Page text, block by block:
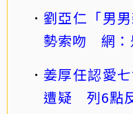
劉亞仁「男
勢索吻 網：
姜厚任認愛
遭疑 列6點